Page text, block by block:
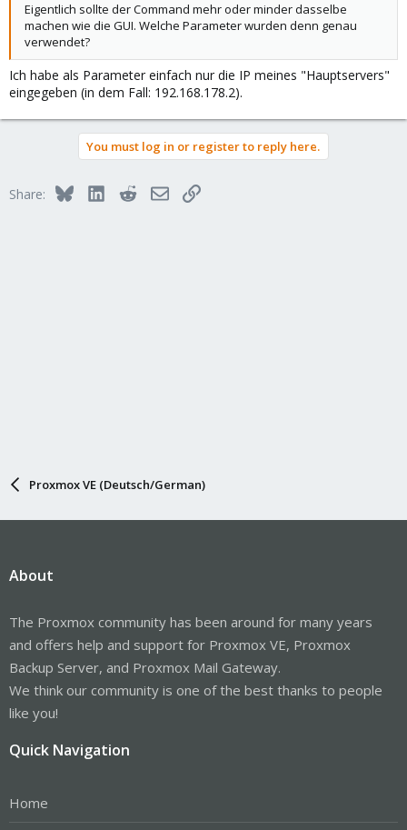
Eigentlich sollte der Command mehr oder minder dasselbe
machen wie die GUI. Welche Parameter wurden denn genau
verwendet?
Ich habe als Parameter einfach nur die IP meines "Hauptservers"
eingegeben (in dem Fall: 192.168.178.2).
You must log in or register to reply here.
Share: BlueskyLinkedInRedditEmailLink
Proxmox VE (Deutsch/German)
About
The Proxmox community has been around for many years
and offers help and support for Proxmox VE, Proxmox
Backup Server, and Proxmox Mail Gateway.
We think our community is one of the best thanks to people
like you!
Quick Navigation
Home